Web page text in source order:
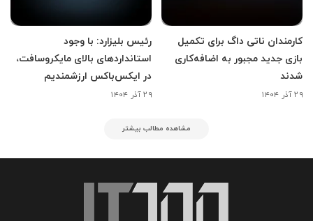
کارمندان ناتی داگ برای تکمیل
بازی جدید مجبور به اضافه‌کاری
شدند
۲۹ آذر ۱۴۰۴
رئیس بلیزارد: با وجود
استانداردهای بالای مایکروسافت،
در ایکس‌باکس ارزشمندیم
۲۹ آذر ۱۴۰۴
مشاهده مطالب بیشتر